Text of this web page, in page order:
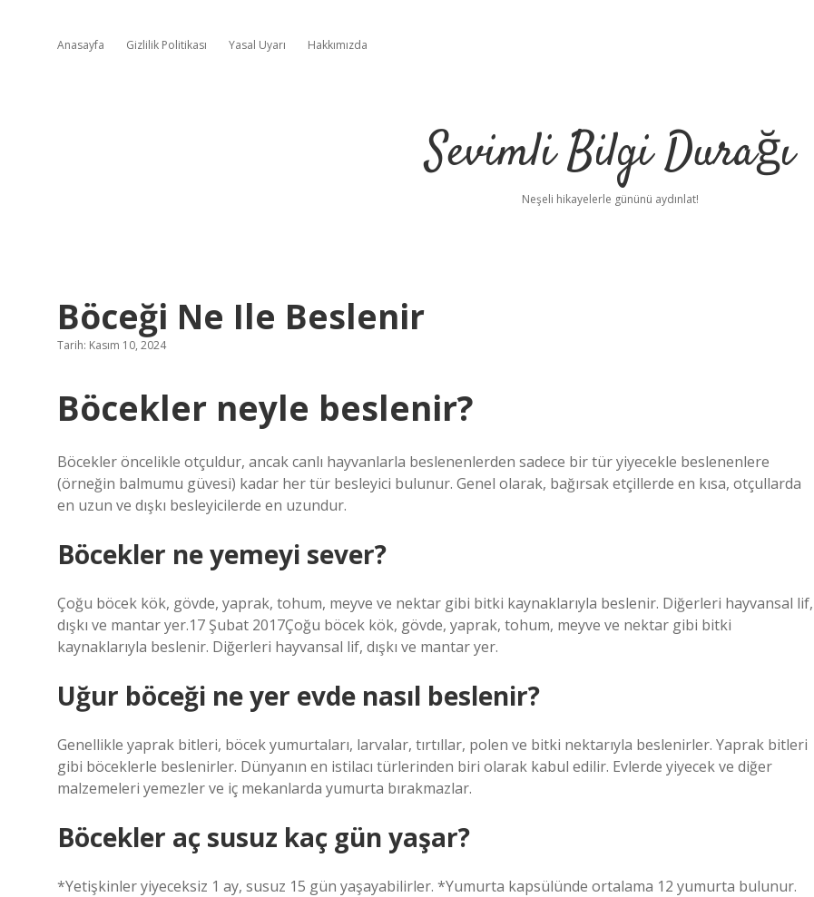
Anasayfa Gizlilik Politikası Yasal Uyarı Hakkımızda
Sevimli Bilgi Durağı
Neşeli hikayelerle gününü aydınlat!
Böceği Ne Ile Beslenir
Tarih: Kasım 10, 2024
Böcekler neyle beslenir?
Böcekler öncelikle otçuldur, ancak canlı hayvanlarla beslenenlerden sadece bir tür yiyecekle beslenenlere
(örneğin balmumu güvesi) kadar her tür besleyici bulunur. Genel olarak, bağırsak etçillerde en kısa, otçullarda
en uzun ve dışkı besleyicilerde en uzundur.
Böcekler ne yemeyi sever?
Çoğu böcek kök, gövde, yaprak, tohum, meyve ve nektar gibi bitki kaynaklarıyla beslenir. Diğerleri hayvansal lif,
dışkı ve mantar yer.17 Şubat 2017Çoğu böcek kök, gövde, yaprak, tohum, meyve ve nektar gibi bitki
kaynaklarıyla beslenir. Diğerleri hayvansal lif, dışkı ve mantar yer.
Uğur böceği ne yer evde nasıl beslenir?
Genellikle yaprak bitleri, böcek yumurtaları, larvalar, tırtıllar, polen ve bitki nektarıyla beslenirler. Yaprak bitleri
gibi böceklerle beslenirler. Dünyanın en istilacı türlerinden biri olarak kabul edilir. Evlerde yiyecek ve diğer
malzemeleri yemezler ve iç mekanlarda yumurta bırakmazlar.
Böcekler aç susuz kaç gün yaşar?
*Yetişkinler yiyeceksiz 1 ay, susuz 15 gün yaşayabilirler. *Yumurta kapsülünde ortalama 12 yumurta bulunur.